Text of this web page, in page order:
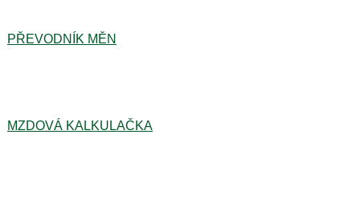
PŘEVODNÍK MĚN
MZDOVÁ KALKULAČKA